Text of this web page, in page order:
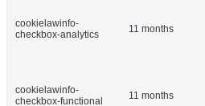
cookielawinfo-
checkbox-analytics
11 months
cookielawinfo-
checkbox-functional
11 months